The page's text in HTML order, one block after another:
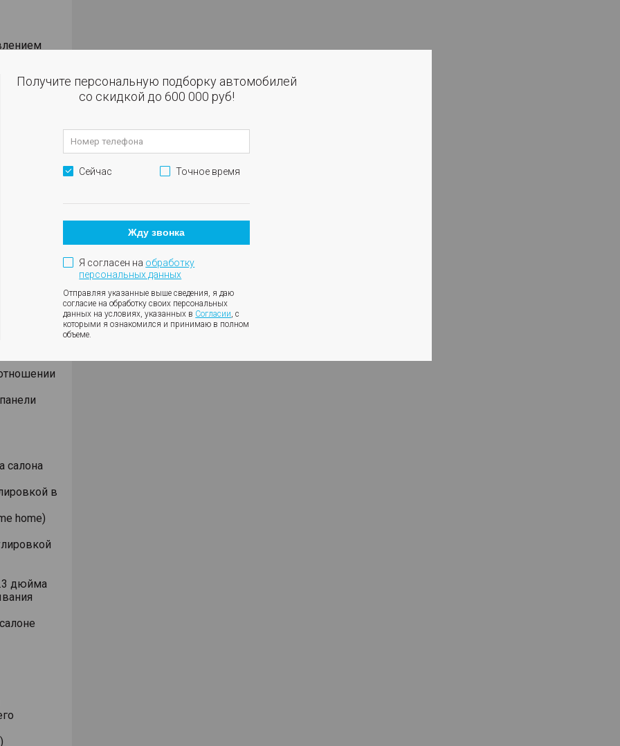
с
салона
в
home)
дюйма
Получите персональную подборку автомобилей
со скидкой до 600 000 руб!
Сейчас Точное время
Жду звонка
Я согласен на обработку
персональных данных
Отправляя указанные выше сведения, я даю
согласие на обработку своих персональных
данных на условиях, указанных в Согласии, с
которыми я ознакомился и принимаю в полном
объеме.